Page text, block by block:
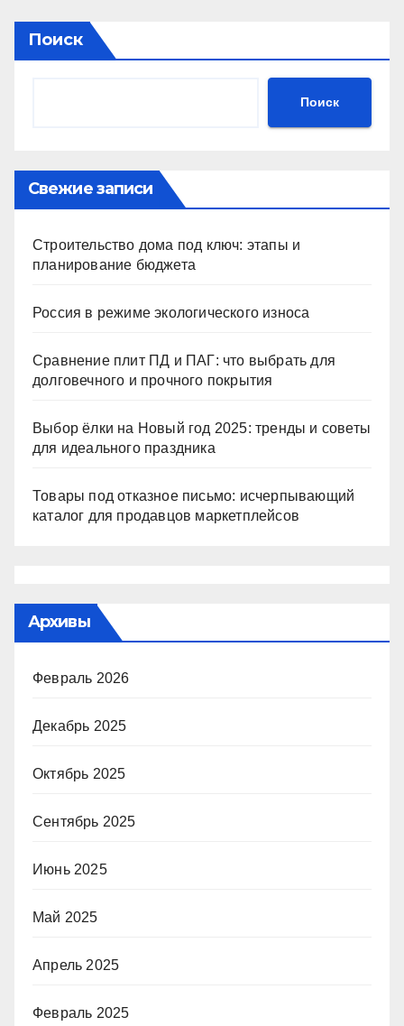
Поиск
Поиск
Свежие записи
Строительство дома под ключ: этапы и
планирование бюджета
Россия в режиме экологического износа
Сравнение плит ПД и ПАГ: что выбрать для
долговечного и прочного покрытия
Выбор ёлки на Новый год 2025: тренды и советы
для идеального праздника
Товары под отказное письмо: исчерпывающий
каталог для продавцов маркетплейсов
Архивы
Февраль 2026
Декабрь 2025
Октябрь 2025
Сентябрь 2025
Июнь 2025
Май 2025
Апрель 2025
Февраль 2025